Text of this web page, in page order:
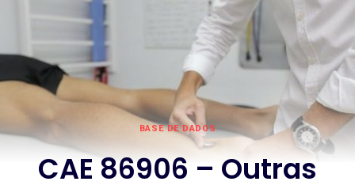
BASE DE DADOS
CAE 86906 – Outras